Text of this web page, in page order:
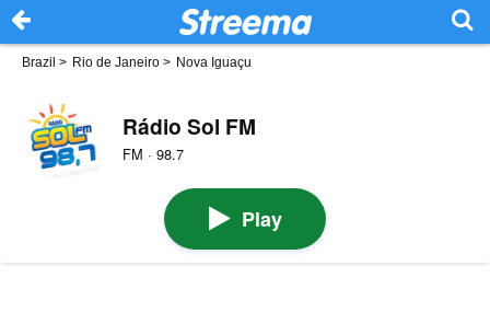
Brazil > Rio de Janeiro > Nova Iguaçu
Rádio Sol FM
FM · 98.7
Play